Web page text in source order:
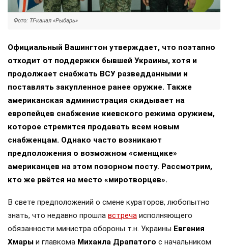
Фото: ТГ-канал «Рыбарь»
Официальный Вашингтон утверждает, что поэтапно
отходит от поддержки бывшей Украины, хотя и
продолжает снабжать ВСУ разведданными и
поставлять закупленное ранее оружие. Также
американская администрация скидывает на
европейцев снабжение киевского режима оружием,
которое стремится продавать всем новым
снабженцам. Однако часто возникают
предположения о возможном «сменщике»
американцев на этом позорном посту. Рассмотрим,
кто же рвётся на место «миротворцев».
В свете предположений о смене кураторов, любопытно
знать, что недавно прошла встреча исполняющего
обязанности министра обороны т.н. Украины Евгения
Хмары и главкома Михаила Драпатого с начальником